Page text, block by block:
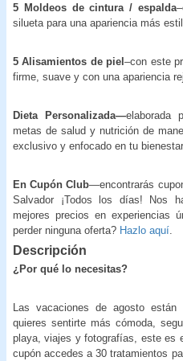
5 Moldeos de cintura / espalda
silueta para una apariencia más
5 Alisamientos de piel–con este
firme, suave y con una apariencia
Dieta Personalizada—elaborada
metas de salud y nutrición de
exclusivo y enfocado en tu bienestar
En Cupón Club—encontrarás
Salvador ¡Todos los días! Nos
mejores precios en experiencias
perder ninguna oferta? Hazlo aquí
Descripción
¿Por qué lo necesitas?
Las vacaciones de agosto
quieres sentirte más cómoda,
playa, viajes y fotografías, este es
cupón accedes a 30 tratamientos